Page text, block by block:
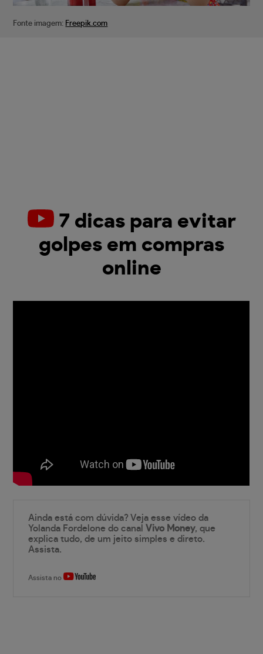
Fonte imagem: Freepik.com
7 dicas para evitar
golpes em compras
online
Ainda está com dúvida? Veja esse vídeo da
Yolanda Fordelone do canal Vivo Money, que
explica tudo, de um jeito simples e direto.
Assista.
Assista no